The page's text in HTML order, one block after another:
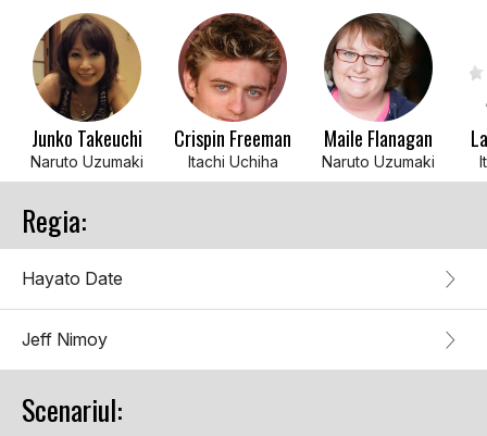
Junko Takeuchi
Naruto Uzumaki
Crispin Freeman
Itachi Uchiha
Maile Flanagan
Naruto Uzumaki
Regia:
Hayato Date
Jeff Nimoy
Scenariul: